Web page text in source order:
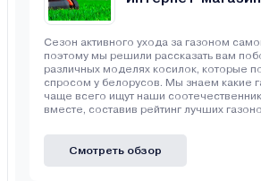
Сезон активного ухода за газоном
поэтому мы решили рассказать вам
различных моделях косилок, которые
спросом у белорусов. Мы знаем какие
чаще всего ищут наши
вместе, составив рейтинг лучших
Смотреть обзор